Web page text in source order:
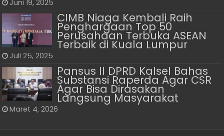
Juni 19, 2025
CIMB Niaga Kembali Raih
Penghargaan Top 50
Perusahaan Terbuka ASEAN
Terbaik di Kuala Lumpur
Juli 25, 2025
Pansus II DPRD Kalsel Bahas
Substansi Raperda Agar CSR
Agar Bisa Dirasakan
Langsung Masyarakat
Maret 4, 2026